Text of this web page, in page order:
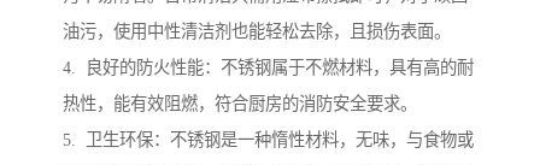
油污，使用中性清洁剂也能轻松去除，且损伤表面。
4. 良好的防火性能：不锈钢属于不燃材料，具有高的耐
热性，能有效阻燃，符合厨房的消防安全要求。
5. 卫生环保：不锈钢是一种惰性材料，无味，与食物或